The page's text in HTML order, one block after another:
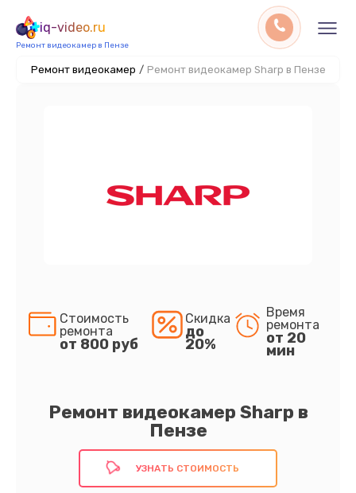
iq-video.ru
Ремонт видеокамер в Пензе
Ремонт видеокамер / Ремонт видеокамер Sharp в Пензе
Ремонт видеокамер Sharp в
Пензе
Стоимость
ремонта
от 800 руб
Скидка
до
20%
Время
ремонта
от 20
мин
УЗНАТЬ СТОИМОСТЬ